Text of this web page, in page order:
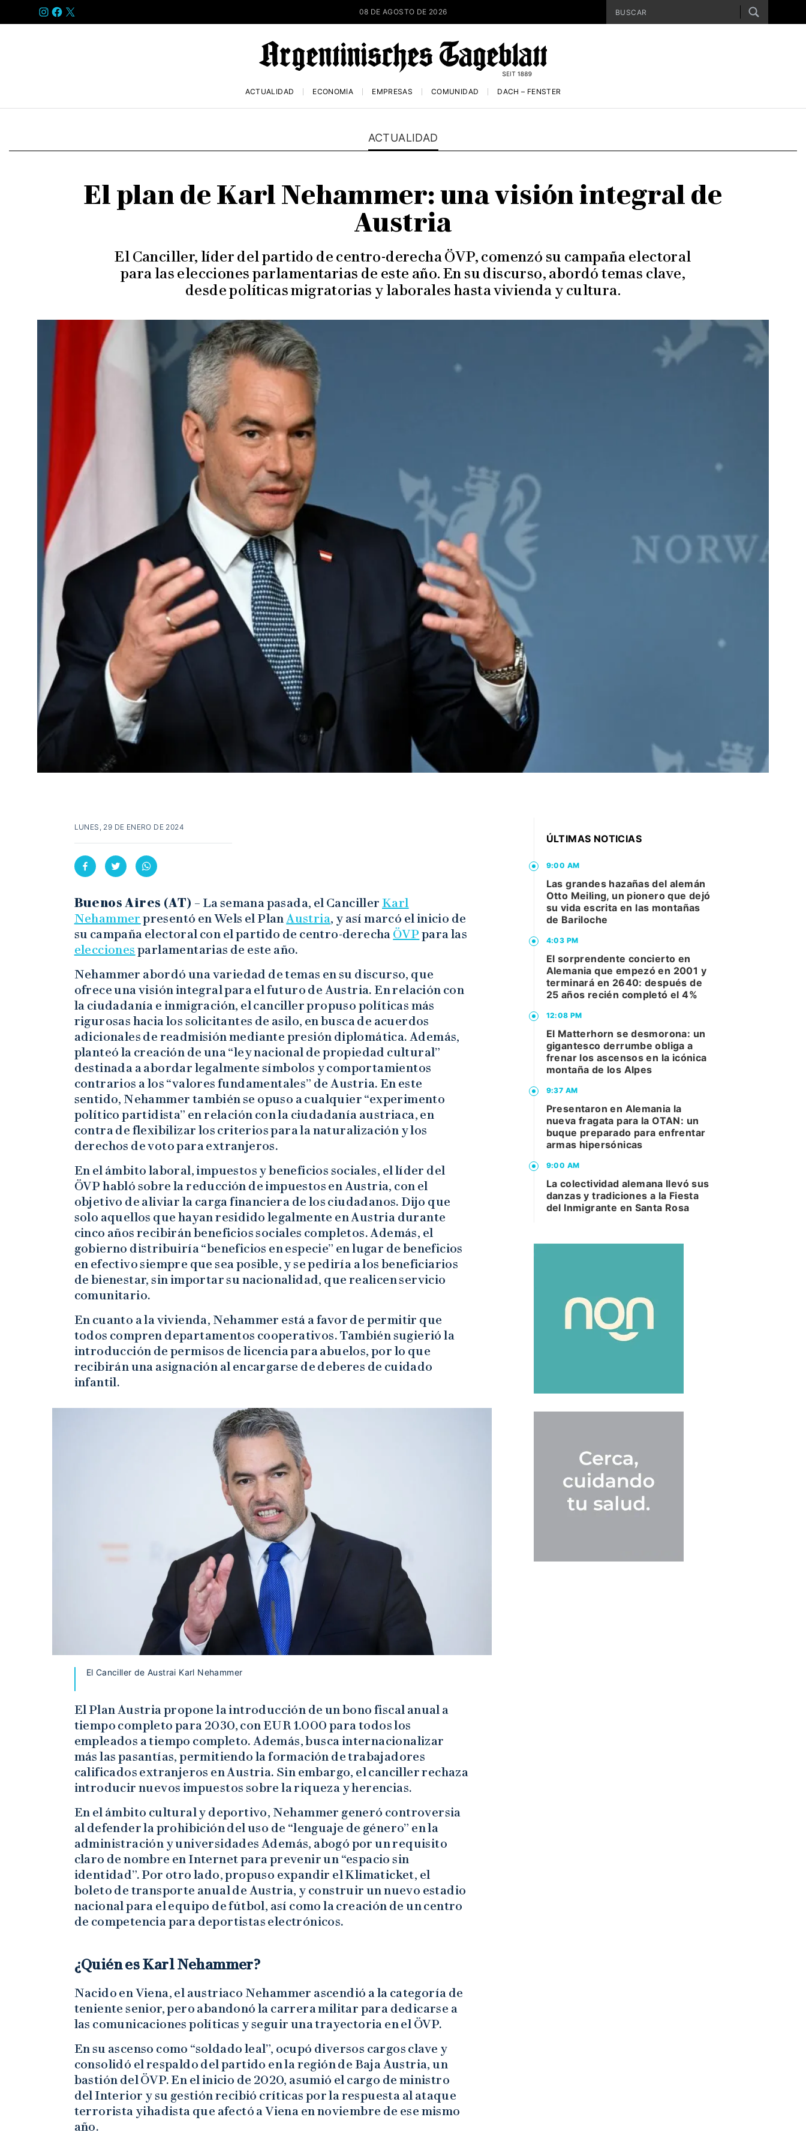
INSTAGRAM
FACEBOOK
X 08 DE AGOSTO DE 2026
ACTUALIDAD ECONOMÍA EMPRESAS COMUNIDAD DACH – FENSTER
ACTUALIDAD
El plan de Karl Nehammer: una visión integral de
Austria
El Canciller, líder del partido de centro-derecha ÖVP, comenzó su campaña electoral
para las elecciones parlamentarias de este año. En su discurso, abordó temas clave,
desde políticas migratorias y laborales hasta vivienda y cultura.
LUNES, 29 DE ENERO DE 2024
Buenos Aires (AT) – La semana pasada, el CancillerKarl
Nehammer presentó en Wels el PlanAustria, y así marcó el inicio de
su campaña electoral con el partido de centro-derecha ÖVP para las
elecciones parlamentarias de este año.
Nehammer abordó una variedad de temas en su discurso, que
ofrece una visión integral para el futuro de Austria. En relación con
la ciudadanía e inmigración, el canciller propuso políticas más
rigurosas hacia los solicitantes de asilo, en busca de acuerdos
adicionales de readmisión mediante presión diplomática. Además,
planteó la creación de una “ley nacional de propiedad cultural”
destinada a abordar legalmente símbolos y comportamientos
contrarios a los “valores fundamentales” de Austria. En este
sentido, Nehammer también se opuso a cualquier “experimento
político partidista” en relación con la ciudadanía austriaca, en
contra de flexibilizar los criterios para la naturalización y los
derechos de voto para extranjeros.
En el ámbito laboral, impuestos y beneficios sociales, el líder del
ÖVP habló sobre la reducción de impuestos en Austria, con el
objetivo de aliviar la carga financiera de los ciudadanos. Dijo que
solo aquellos que hayan residido legalmente en Austria durante
cinco años recibirán beneficios sociales completos. Además, el
gobierno distribuiría “beneficios en especie” en lugar de beneficios
en efectivo siempre que sea posible, y se pediría a los beneficiarios
de bienestar, sin importar su nacionalidad, que realicen servicio
comunitario.
En cuanto a la vivienda, Nehammer está a favor de permitir que
todos compren departamentos cooperativos. También sugierió la
introducción de permisos de licencia para abuelos, por lo que
recibirán una asignación al encargarse de deberes de cuidado
infantil.
El Canciller de Austrai Karl Nehammer
El Plan Austria propone la introducción de un bono fiscal anual a
tiempo completo para 2030, con EUR 1.000 para todos los
empleados a tiempo completo. Además, busca internacionalizar
más las pasantías, permitiendo la formación de trabajadores
calificados extranjeros en Austria. Sin embargo, el canciller rechaza
introducir nuevos impuestos sobre la riqueza y herencias.
En el ámbito cultural y deportivo, Nehammer generó controversia
al defender la prohibición del uso de “lenguaje de género” en la
administración y universidades Además, abogó por un requisito
claro de nombre en Internet para prevenir un “espacio sin
identidad”. Por otro lado, propuso expandir el Klimaticket, el
boleto de transporte anual de Austria, y construir un nuevo estadio
nacional para el equipo de fútbol, así como la creación de un centro
de competencia para deportistas electrónicos.
¿Quién es Karl Nehammer?
Nacido en Viena, el austriaco Nehammer ascendió a la categoría de
teniente senior, pero abandonó la carrera militar para dedicarse a
las comunicaciones políticas y seguir una trayectoria en el ÖVP.
En su ascenso como “soldado leal”, ocupó diversos cargos clave y
consolidó el respaldo del partido en la región de Baja Austria, un
bastión del ÖVP. En el inicio de 2020, asumió el cargo de ministro
del Interior y su gestión recibió críticas por la respuesta al ataque
terrorista yihadista que afectó a Viena en noviembre de ese mismo
año.
ÚLTIMAS NOTICIAS
9:00 AM
Las grandes hazañas del alemán
Otto Meiling, un pionero que dejó
su vida escrita en las montañas
de Bariloche
4:03 PM
El sorprendente concierto en
Alemania que empezó en 2001 y
terminará en 2640: después de
25 años recién completó el 4%
12:08 PM
El Matterhorn se desmorona: un
gigantesco derrumbe obliga a
frenar los ascensos en la icónica
montaña de los Alpes
9:37 AM
Presentaron en Alemania la
nueva fragata para la OTAN: un
buque preparado para enfrentar
armas hipersónicas
9:00 AM
La colectividad alemana llevó sus
danzas y tradiciones a la Fiesta
del Inmigrante en Santa Rosa